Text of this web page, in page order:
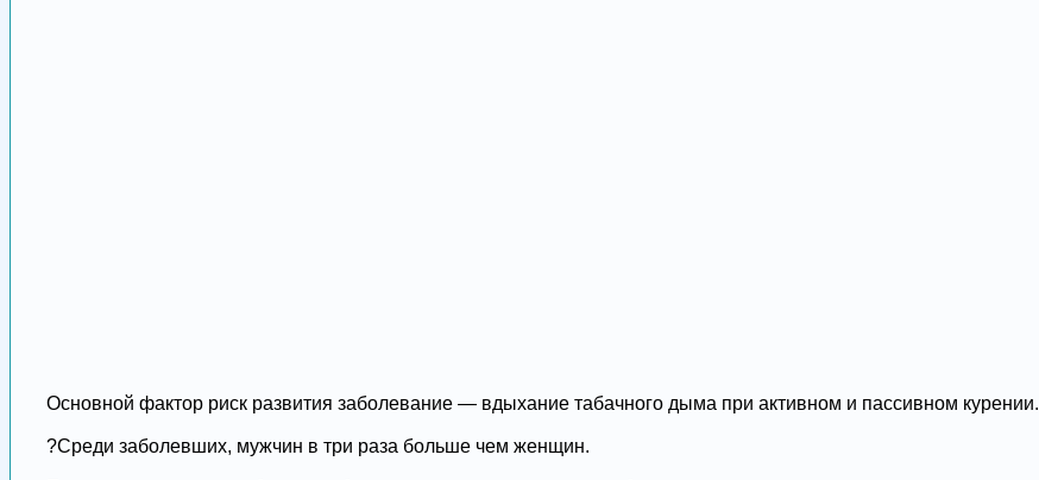
Основной фактор риск развития заболевание — вдыхание табачного дыма при активном и пассивном курении.
?Среди заболевших, мужчин в три раза больше чем женщин.